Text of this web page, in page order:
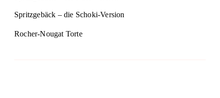
Spritzgebäck – die Schoki-Version
Rocher-Nougat Torte